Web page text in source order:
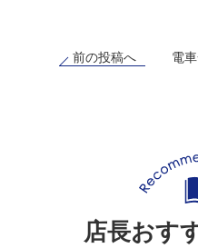
前の投稿へ 電
店長おす